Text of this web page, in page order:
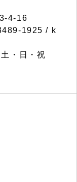
4-16
1925 / k
・日・祝